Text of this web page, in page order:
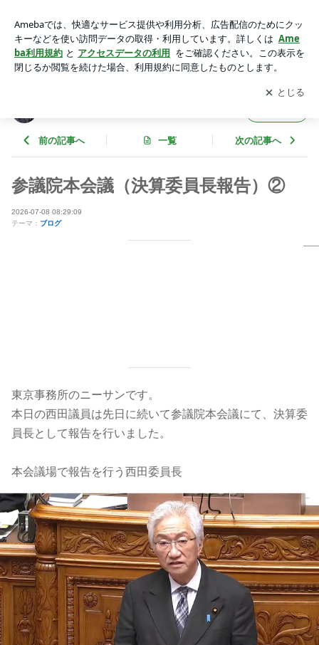
フィシャルブログ Powered by Ameba
アプリをダウンロードして ブログの更新通知
を受け取りまし
ょう。
開く
前の記事へ 一覧 次の記事へ
参議院本会議（決算委員長報告）②
2026-07-08 08:29:09
テーマ： ブログ
東京事務所のニーサンです。
本日の西田議員は先日に続いて参議院本会議にて、決算委
員長として報告を行いました。
本会議場で報告を行う西田委員長